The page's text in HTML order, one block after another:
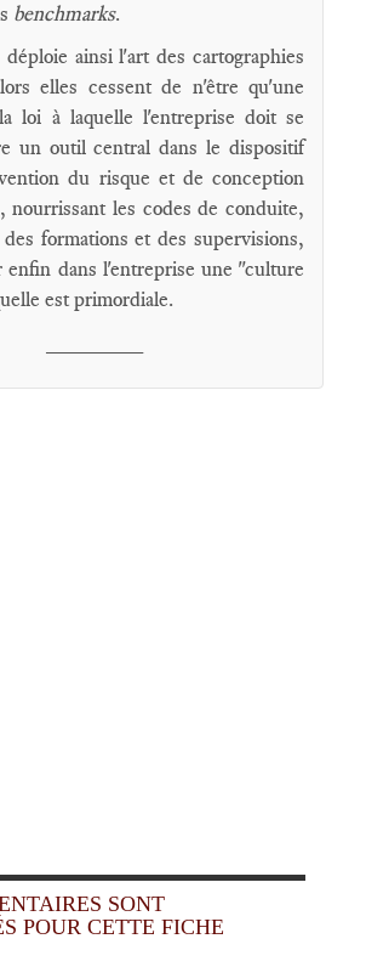
benchmarks.
ainsi l'art des cartographies
elles cessent de n'être qu'une
loi à laquelle l'entreprise doit se
un outil central dans le dispositif
du risque et de conception
nourrissant les codes de conduite,
formations et des supervisions,
enfin dans l'entreprise une "culture
est primordiale.
SONT
POUR CETTE FICHE